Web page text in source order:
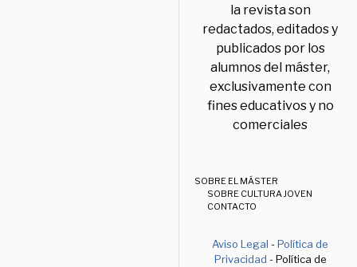
la revista son
redactados, editados y
publicados por los
alumnos del máster,
exclusivamente con
fines educativos y no
comerciales
SOBRE EL MÁSTER
SOBRE CULTURA JOVEN
CONTACTO
Aviso Legal -Política de
Privacidad - Política de